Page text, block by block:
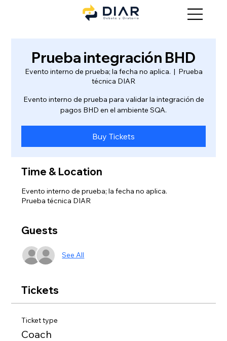
Prueba integración BHD
Evento interno de prueba; la fecha no aplica.
  |
Prueba
técnica DIAR
Evento interno de prueba para validar la integración de
pagos BHD en el ambiente SQA.
Buy Tickets
Time & Location
Evento interno de prueba; la fecha no aplica.
Prueba técnica DIAR
Guests
See All
Tickets
Ticket type
Coach